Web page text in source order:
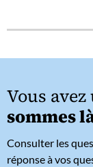
Vous
sommes
Consulter les
réponse à vos